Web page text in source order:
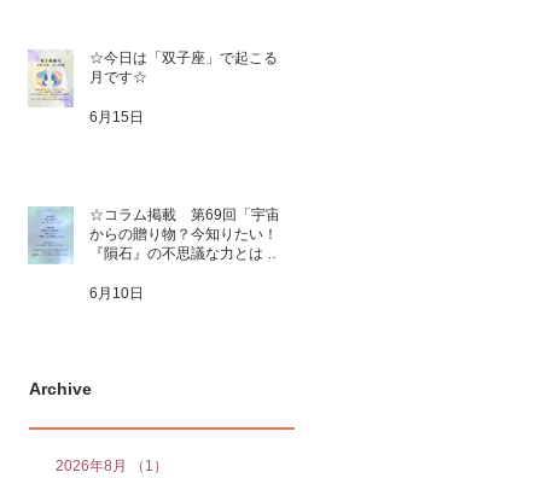
☆今日は「双子座」で起こる新
月です☆
6月15日
☆コラム掲載 第69回「宇宙
からの贈り物？今知りたい！
『隕石』の不思議な力とは 」
6月10日
Archive
2026年8月 （1）